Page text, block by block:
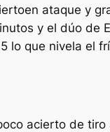
ataque y
y el dúo de
lo que nivela el
acierto de